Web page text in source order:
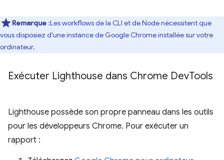
Remarque :Les workflows de la CLI et de Node nécessitent que
vous disposiez d'une instance de Google Chrome installée sur votre
ordinateur.
Exécuter Lighthouse dans Chrome DevTools
Lighthouse possède son propre panneau dans les outils
pour les développeurs Chrome. Pour exécuter un
rapport :